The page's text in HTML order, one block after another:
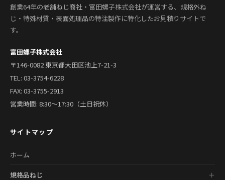
創業64年の老舗ねじ商社・富田螺子株式会社が運営する、規格外ね
じ・特殊材質・表面処理品の特注製作に特化したお見積りサイトで
す。
富田螺子株式会社
〒146-0082 東京都大田区池上7-21-3
TEL: 03-3754-6228
FAX: 03-3755-2913
営業時間: 8:30〜17:30（土日祝休）
サイトマップ
ホーム
規格品ねじ